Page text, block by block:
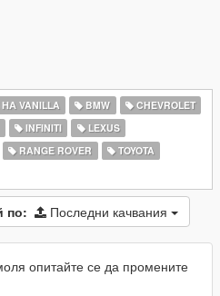
VANILLA BMW
CHEVROLET
INFINITI
LEXUS
RANGE ROVER
TOYOTA
по: Последни качвания
опитайте се да промените